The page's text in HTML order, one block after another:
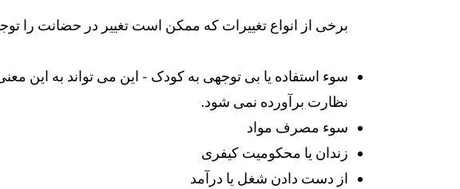
برخی از انواع تغییرات که ممکن است تغییر در حضانت را
سوء استفاده یا بی توجهی به کودک - این می تواند به این
نظارت برآورده نمی شود.
سوء مصرف مواد
زندان یا محکومیت کیفری
از دست دادن شغل یا درآمد